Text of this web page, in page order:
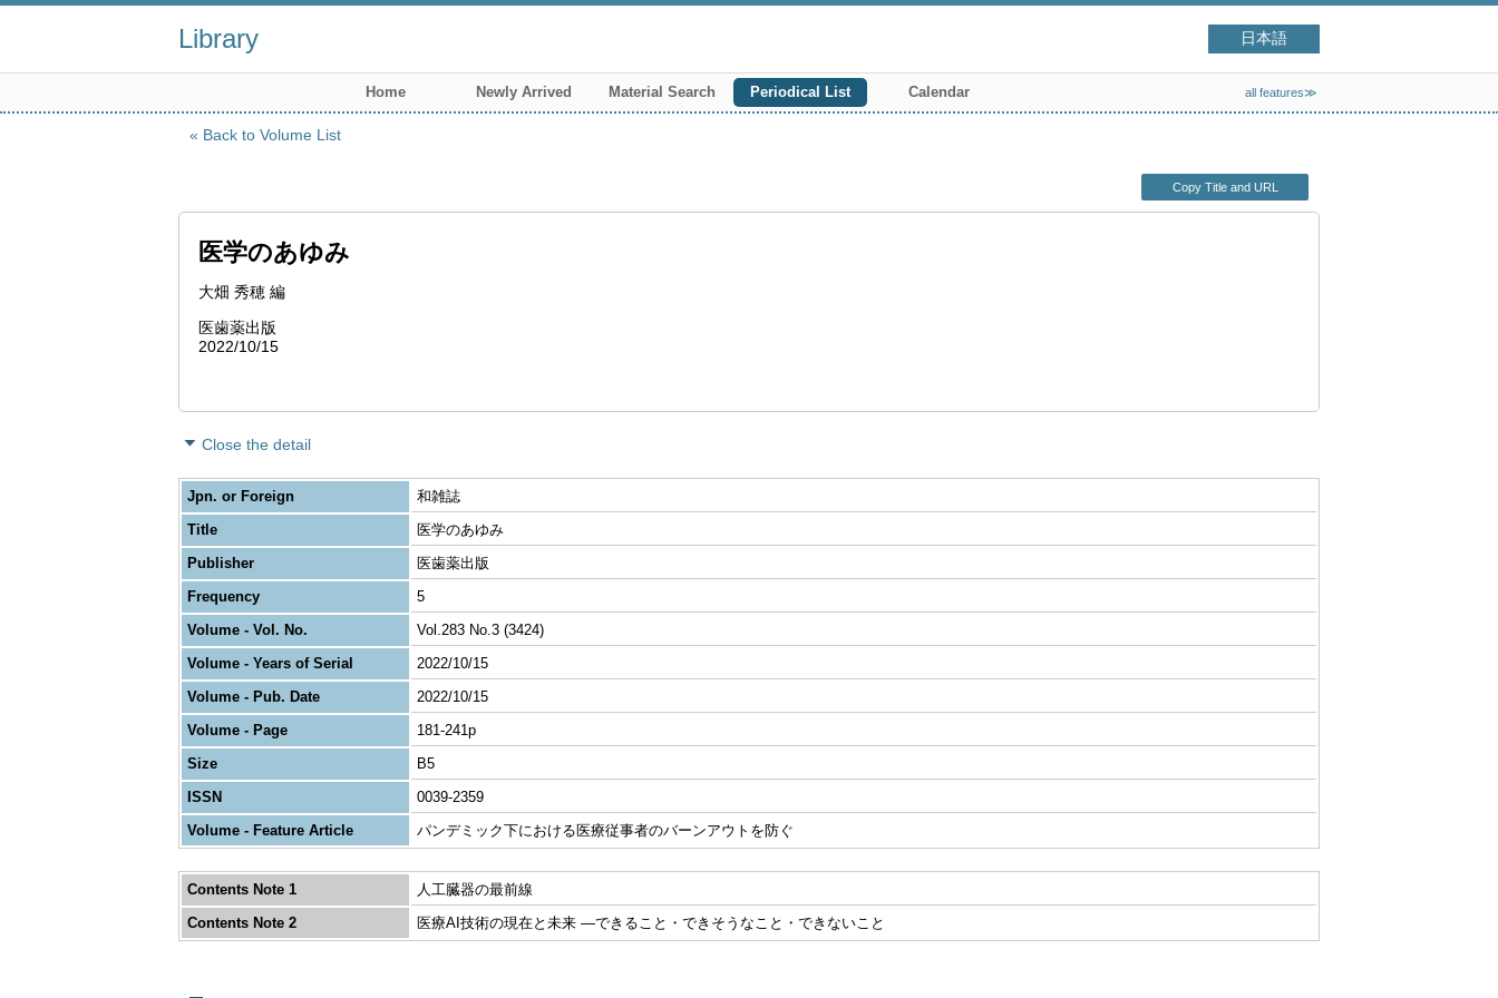
Library 日本語
Home Newly Arrived Material Search Periodical List Calendar all features≫
Back to Volume List
Copy Title and URL
医学のあゆみ
大畑 秀穂 編
医歯薬出版
2022/10/15
Close the detail
Jpn. or Foreign
和雑誌
Title
医学のあゆみ
Publisher
医歯薬出版
Frequency
5
Volume - Vol. No.
Vol.283 No.3 (3424)
Volume - Years of Serial
2022/10/15
Volume - Pub. Date
2022/10/15
Volume - Page
181-241p
Size
B5
ISSN
0039-2359
Volume - Feature Article
パンデミック下における医療従事者のバーンアウトを防ぐ
Contents Note 1
人工臓器の最前線
Contents Note 2
医療AI技術の現在と未来 ―できること・できそうなこと・できないこと